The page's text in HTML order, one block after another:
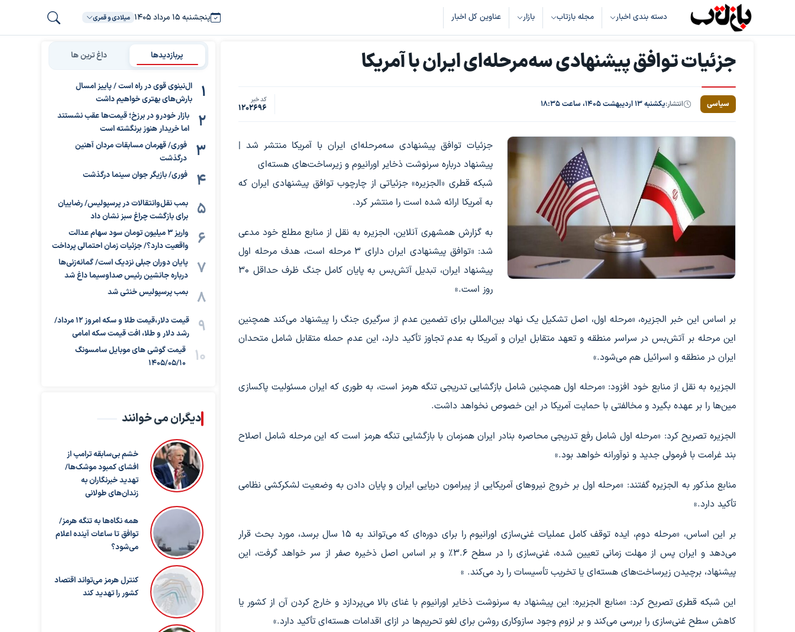
دسته بندی اخبار مجله بازتاب بازار عناوین کل اخبار پنجشنبه ۱۵ مرداد ۱۴۰۵ میلادی و قمری
جزئیات توافق پیشنهادی سه‌مرحله‌ای ایران با آمریکا
سیاسی انتشار:یکشنبه ۱۳ اردیبهشت ۱۴۰۵، ساعت ۱۸:۳۵ کد خبر
1202696
جزئیات توافق پیشنهادی سه‌مرحله‌ای ایران با آمریکا منتشر شد |
پیشنهاد درباره سرنوشت ذخایر اورانیوم و زیرساخت‌های هسته‌ای
شبکه قطری «الجزیره» جزئیاتی از چارچوب توافق پیشنهادی ایران که
به آمریکا ارائه شده است را منتشر کرد.
به گزارش همشهری آنلاین، الجزیره به نقل از منابع مطلع خود مدعی
شد: «توافق پیشنهادی ایران دارای ۳ مرحله است، هدف مرحله اول
پیشنهاد ایران، تبدیل آتش‌بس به پایان کامل جنگ ظرف حداقل ۳۰
روز است.»
بر اساس این خبر الجزیره، «مرحله اول، اصل تشکیل یک نهاد بین‌المللی برای تضمین عدم از سرگیری جنگ را پیشنهاد می‌کند همچنین
این مرحله بر آتش‌بس در سراسر منطقه و تعهد متقابل ایران و آمریکا به عدم تجاوز تأکید دارد، این عدم حمله متقابل شامل متحدان
ایران در منطقه و اسرائیل هم می‌شود.»
الجزیره به نقل از منابع خود افزود: «مرحله اول همچنین شامل بازگشایی تدریجی تنگه هرمز است، به طوری که ایران مسئولیت پاکسازی
مین‌ها را بر عهده بگیرد و مخالفتی با حمایت آمریکا در این خصوص نخواهد داشت.
الجزیره تصریح کرد: «مرحله اول شامل رفع تدریجی محاصره بنادر ایران همزمان با بازگشایی تنگه هرمز است که این مرحله شامل اصلاح
بند غرامت با فرمولی جدید و نوآورانه خواهد بود.»
منابع مذکور به الجزیره گفتند: «مرحله اول بر خروج نیروهای آمریکایی از پیرامون دریایی ایران و پایان دادن به وضعیت لشکرکشی نظامی
تأکید دارد.»
بر این اساس، «مرحله دوم، ایده توقف کامل عملیات غنی‌سازی اورانیوم را برای دوره‌ای که می‌تواند به ۱۵ سال برسد، مورد بحث قرار
می‌دهد و ایران پس از مهلت زمانی تعیین شده، غنی‌سازی را در سطح ۳.۶٪ و بر اساس اصل ذخیره صفر از سر خواهد گرفت، این
پیشنهاد، برچیدن زیرساخت‌های هسته‌ای یا تخریب تأسیسات را رد می‌کند. »
این شبکه قطری تصریح کرد: «منابع الجزیره: این پیشنهاد به سرنوشت ذخایر اورانیوم با غنای بالا می‌پردازد و خارج کردن آن از کشور یا
کاهش سطح غنی‌سازی را بررسی می‌کند و بر لزوم وجود سازوکاری روشن برای لغو تحریم‌ها در ازای اقدامات هسته‌ای تأکید دارد.»
پربازدیدها داغ ترین ها
ال‌نینوی قوی در راه است / پاییز امسال
بارش‌های بهتری خواهیم داشت
بازار خودرو در برزخ؛ قیمت‌ها عقب نشستند
اما خریدار هنوز برنگشته است
فوری/ قهرمان مسابقات مردان آهنین
درگذشت
فوری/ بازیگر جوان سینما درگذشت
بمب نقل‌وانتقالات در پرسپولیس/ رضاییان
برای بازگشت چراغ سبز نشان داد
واریز ۳ میلیون تومان سود سهام عدالت
واقعیت دارد؟/ جزئیات زمان احتمالی پرداخت
پایان دوران جبلی نزدیک است/ گمانه‌زنی‌ها
درباره جانشین رئیس صداوسیما داغ شد
بمب پرسپولیس خنثی شد
قیمت دلار،قیمت طلا و سکه امروز ۱۲ مرداد/
رشد دلار و طلا، افت قیمت سکه امامی
قیمت گوشی های موبایل سامسونگ
1405/05/10
دیگران می خوانند
خشم بی‌سابقه ترامپ از
افشای کمبود موشک‌ها/
تهدید خبرنگاران به
زندان‌های طولانی
همه نگاه‌ها به تنگه هرمز/
توافق تا ساعات آینده اعلام
می‌شود؟
کنترل هرمز می‌تواند اقتصاد
کشور را تهدید کند